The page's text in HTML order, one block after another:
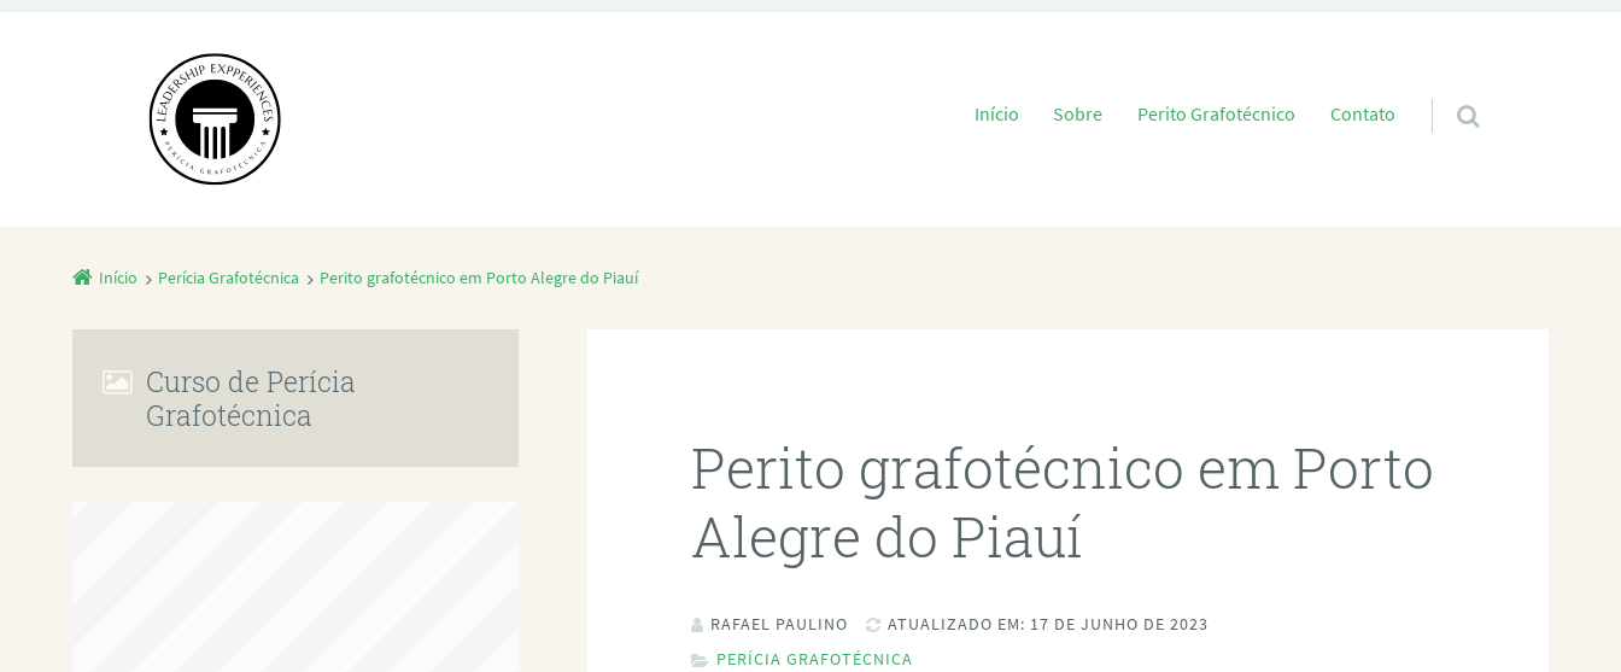
Pular para o conteúdo
Início Sobre Perito Grafotécnico Contato
Início Perícia Grafotécnica Perito grafotécnico em Porto Alegre do Piauí
Perito grafotécnico em Porto
Alegre do Piauí
RAFAEL PAULINO
ATUALIZADO EM: 17 DE JUNHO DE 2023
PERÍCIA GRAFOTÉCNICA
Curso de Perícia
Grafotécnica